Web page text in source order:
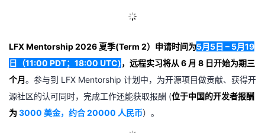
的
博
我
的
我
者
学
堂
持
我
LFX Mentorship 2026 夏季(Term 2）申请时间为5月5日 – 5月19
日（11:00 PDT；18:00 UTC)， 远程实习将从 6 月 8 日开始为期三
个月。参与到 LFX Mentorship 计划中，为开源项目做贡献、获得开
源社区的认可同时，完成工作还能获取报酬 (位于中国的开发者报酬
为3000 美金，约合 20000 人民币）。